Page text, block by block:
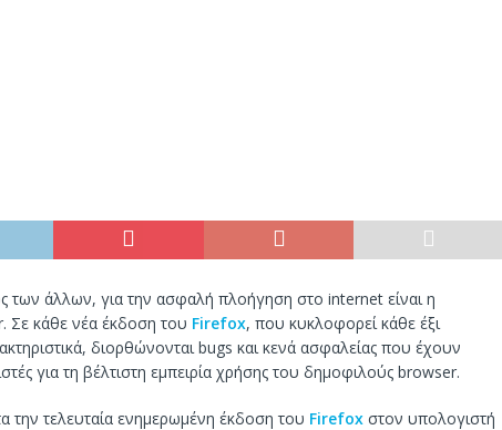
των άλλων, για την ασφαλή πλοήγηση στο internet είναι η
Σε κάθε νέα έκδοση του Firefox, που κυκλοφορεί κάθε έξι
διορθώνονται bugs και κενά ασφαλείας που έχουν
για τη βέλτιστη εμπειρία χρήσης του δημοφιλούς browser.
την τελευταία ενημερωμένη έκδοση του Firefox στον υπολογιστή